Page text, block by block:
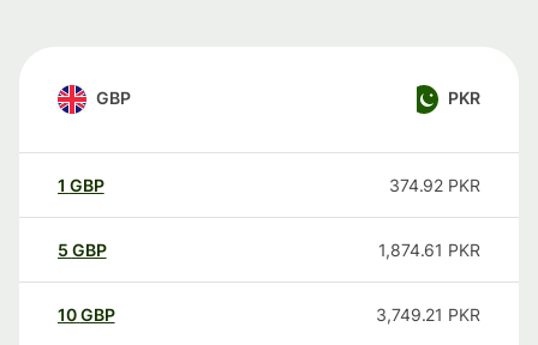
GBP PKR
1 GBP 374.92 PKR
5 GBP 1,874.61 PKR
10GBP 3,749.21 PKR